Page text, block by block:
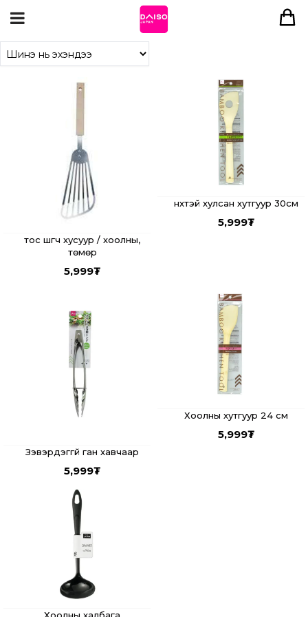
тос шүүгч хусуур / хоолны,
төмөр
5,999₮
нүхтэй хулсан хутгуур 30см
5,999₮
Зэвэрдэггүй ган хавчаар
5,999₮
Хоолны хутгуур 24 см
5,999₮
Хоолны халбага